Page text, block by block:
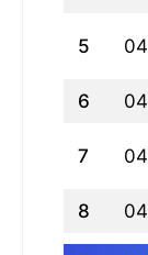
5
6
7
8